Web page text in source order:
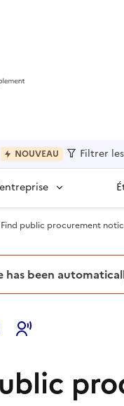
NOUVEAU Filtrer
Find public procurement
has been